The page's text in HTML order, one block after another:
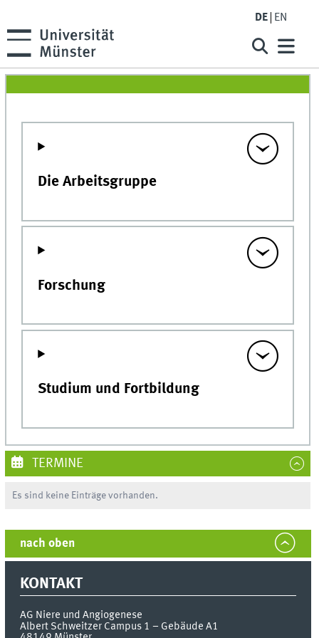
DE EN
Die Arbeitsgruppe
Forschung
Studium und Fortbildung
TERMINE
Es sind keine Einträge vorhanden.
nach oben
KONTAKT
AG Niere und Angiogenese
Albert Schweitzer Campus 1 – Gebäude A1